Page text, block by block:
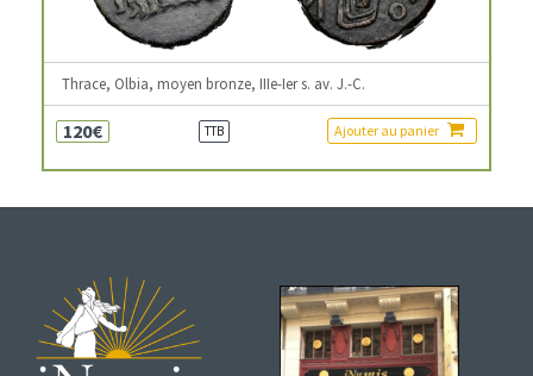
Thrace, Olbia, moyen bronze, IIIe-Ier s. av. J.-C.
120€ TTB Ajouter au panier